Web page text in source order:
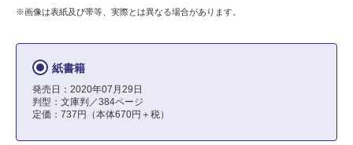
※画像は表紙及び帯等、実際とは異なる場合があります。
紙書籍
発売日：2020年07月29日
判型：文庫判／384ページ
定価：737円（本体670円＋税）